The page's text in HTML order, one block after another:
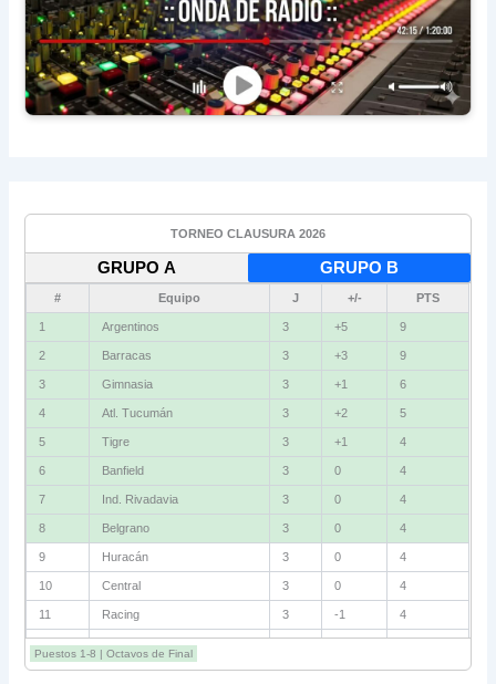
TORNEO CLAUSURA 2026
GRUPO A GRUPO B
# Equipo J +/- PTS
1 Argentinos 3 +5 9
2 Barracas 3 +3 9
3 Gimnasia 3 +1 6
4 Atl. Tucumán 3 +2 5
5 Tigre 3 +1 4
6 Banfield 3 0 4
7 Ind. Rivadavia 3 0 4
8 Belgrano 3 0 4
9 Huracán 3 0 4
10 Central 3 0 4
11 Racing 3 -1 4
12 Estudiantes RC
13 Sarmiento 3 -1 3
Puestos 1-8 | Octavos de Final